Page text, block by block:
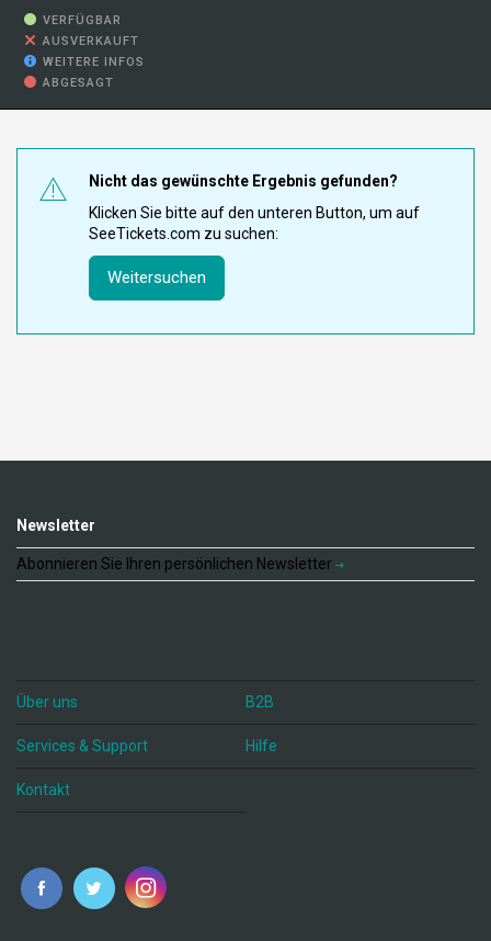
VERFÜGBAR
AUSVERKAUFT
WEITERE INFOS
ABGESAGT
Nicht das gewünschte Ergebnis gefunden?
Klicken Sie bitte auf den unteren Button, um auf
SeeTickets.com zu suchen:
Weitersuchen
Newsletter
Abonnieren Sie Ihren persönlichen Newsletter
Über uns B2B
Services & Support Hilfe
Kontakt